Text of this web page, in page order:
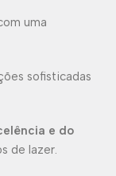
uma
sofisticadas
e do
de lazer.